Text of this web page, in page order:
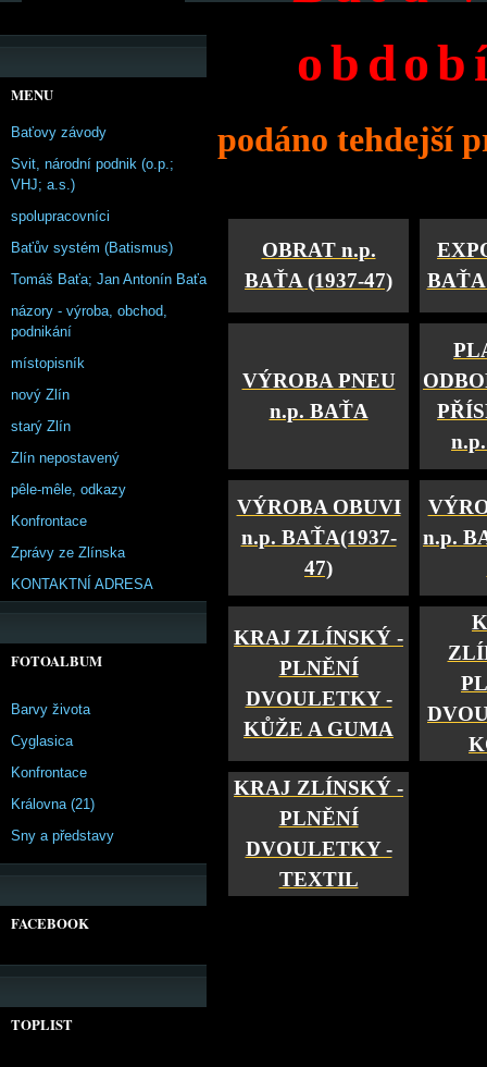
podáno tehdejší
OBRAT n.p.
BAŤA (1937-47)
BAŤA
VÝROBA PNEU
n.p. BAŤA
VÝROBA OBUVI
n.p. BAŤA(1937-
47)
n.p.
KRAJ ZLÍNSKÝ -
PLNĚNÍ
DVOULETKY -
KŮŽE A GUMA
KRAJ ZLÍNSKÝ -
PLNĚNÍ
DVOULETKY -
TEXTIL
MENU
Baťovy závody
Svit, národní podnik (o.p.;
VHJ; a.s.)
spolupracovníci
Baťův systém (Batismus)
Tomáš Baťa; Jan Antonín Baťa
názory - výroba, obchod,
podnikání
místopisník
nový Zlín
starý Zlín
Zlín nepostavený
pêle-mêle, odkazy
Konfrontace
Zprávy ze Zlínska
KONTAKTNÍ ADRESA
FOTOALBUM
Barvy života
Cyglasica
Konfrontace
Královna (21)
Sny a představy
FACEBOOK
TOPLIST